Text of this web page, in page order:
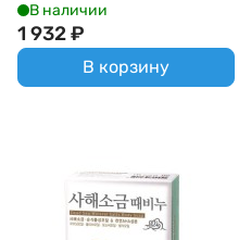
В наличии
1 932₽
В корзину